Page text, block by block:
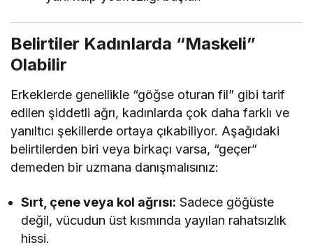
Belirtiler Kadınlarda “Maskeli”
Olabilir
Erkeklerde genellikle “göğse oturan fil” gibi tarif
edilen şiddetli ağrı, kadınlarda çok daha farklı ve
yanıltıcı şekillerde ortaya çıkabiliyor. Aşağıdaki
belirtilerden biri veya birkaçı varsa, “geçer”
demeden bir uzmana danışmalısınız:
Sırt, çene veya kol ağrısı: Sadece göğüste
değil, vücudun üst kısmında yayılan rahatsızlık
hissi.